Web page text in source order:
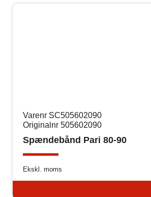
Varenr SC505602090
Originalnr 505602090
Spændebånd Pari 80-90
Ekskl. moms